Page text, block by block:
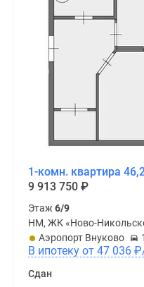
1-комн. квартира
9 913 750 ₽
Этаж 6/9
НМ, ЖК «Ново-
Аэропорт Внуково
В ипотеку от 47 036 ₽
Сдан